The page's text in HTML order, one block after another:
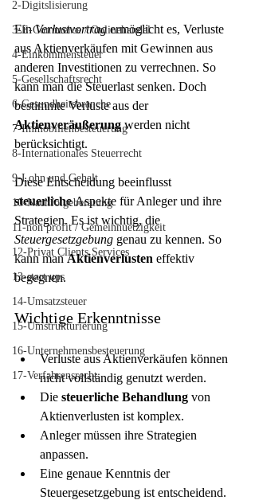
2-Digitslisierung
3-E-Commerce / Onlinehandel
4-Einkommensteuer
5-Gesellschaftsrecht
6-Gesundheitsbranche
7-Immobilienbesteuerung
8-Internationales Steuerrecht
9-Lohn und Gehalt
10-Nachfolgeberatung
11-non profit / Gemeinnuetzigkeit
12-Privat Clients Services
13-start ups
14-Umsatzsteuer
15-Umstrukturierung
16-Unternehmensbesteuerung
17-Verfahrensrecht
Ein Verlustvortrag ermöglicht es, Verluste
aus Aktienverkäufen mit Gewinnen aus
anderen Investitionen zu verrechnen. So
kann man die Steuerlast senken. Doch
bestimmte Verluste aus der
Aktienveräußerung werden nicht
berücksichtigt.
Diese Entscheidung beeinflusst
steuerliche Aspekte für Anleger und ihre
Strategien. Es ist wichtig, die
Steuergesetzgebung genau zu kennen. So
kann man Aktienverlusten effektiv
begegnen.
Wichtige Erkenntnisse
Verluste aus Aktienverkäufen können
nicht vollständig genutzt werden.
Die steuerliche Behandlung von
Aktienverlusten ist komplex.
Anleger müssen ihre Strategien
anpassen.
Eine genaue Kenntnis der
Steuergesetzgebung ist entscheidend.